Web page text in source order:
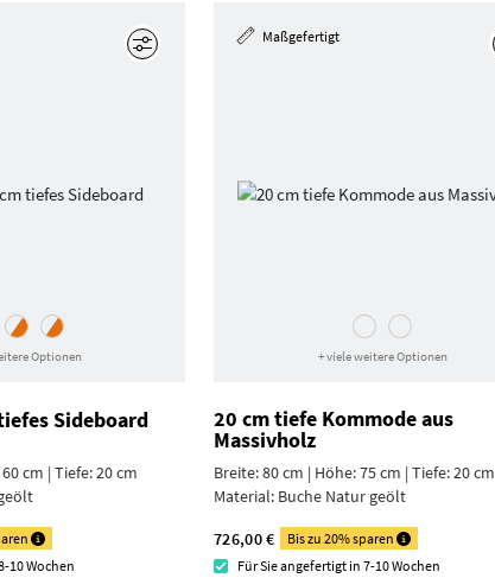
Optionen
Sideboard
cm | Tiefe: 20 cm
10 Wochen
Maßgefertigt
+ viele weitere Optionen
20 cm tiefe Kommode aus
Massivholz
Breite: 80 cm | Höhe: 75 cm | Tiefe: 20 cm
Material: Buche Natur geölt
726,00 €
Bis zu 20% sparen
Für Sie angefertigt in 7-10 Wochen